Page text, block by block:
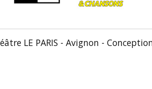
LE PARIS - Avignon -